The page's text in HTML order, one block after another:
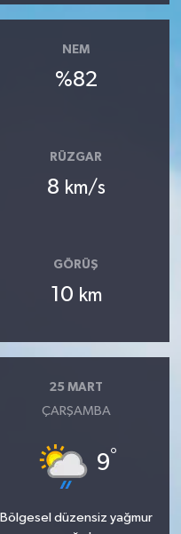
NEM
%82
RÜZGAR
8 km/s
GÖRÜŞ
10 km
25 MART
ÇARŞAMBA
9°
Bölgesel düzensiz yağmur